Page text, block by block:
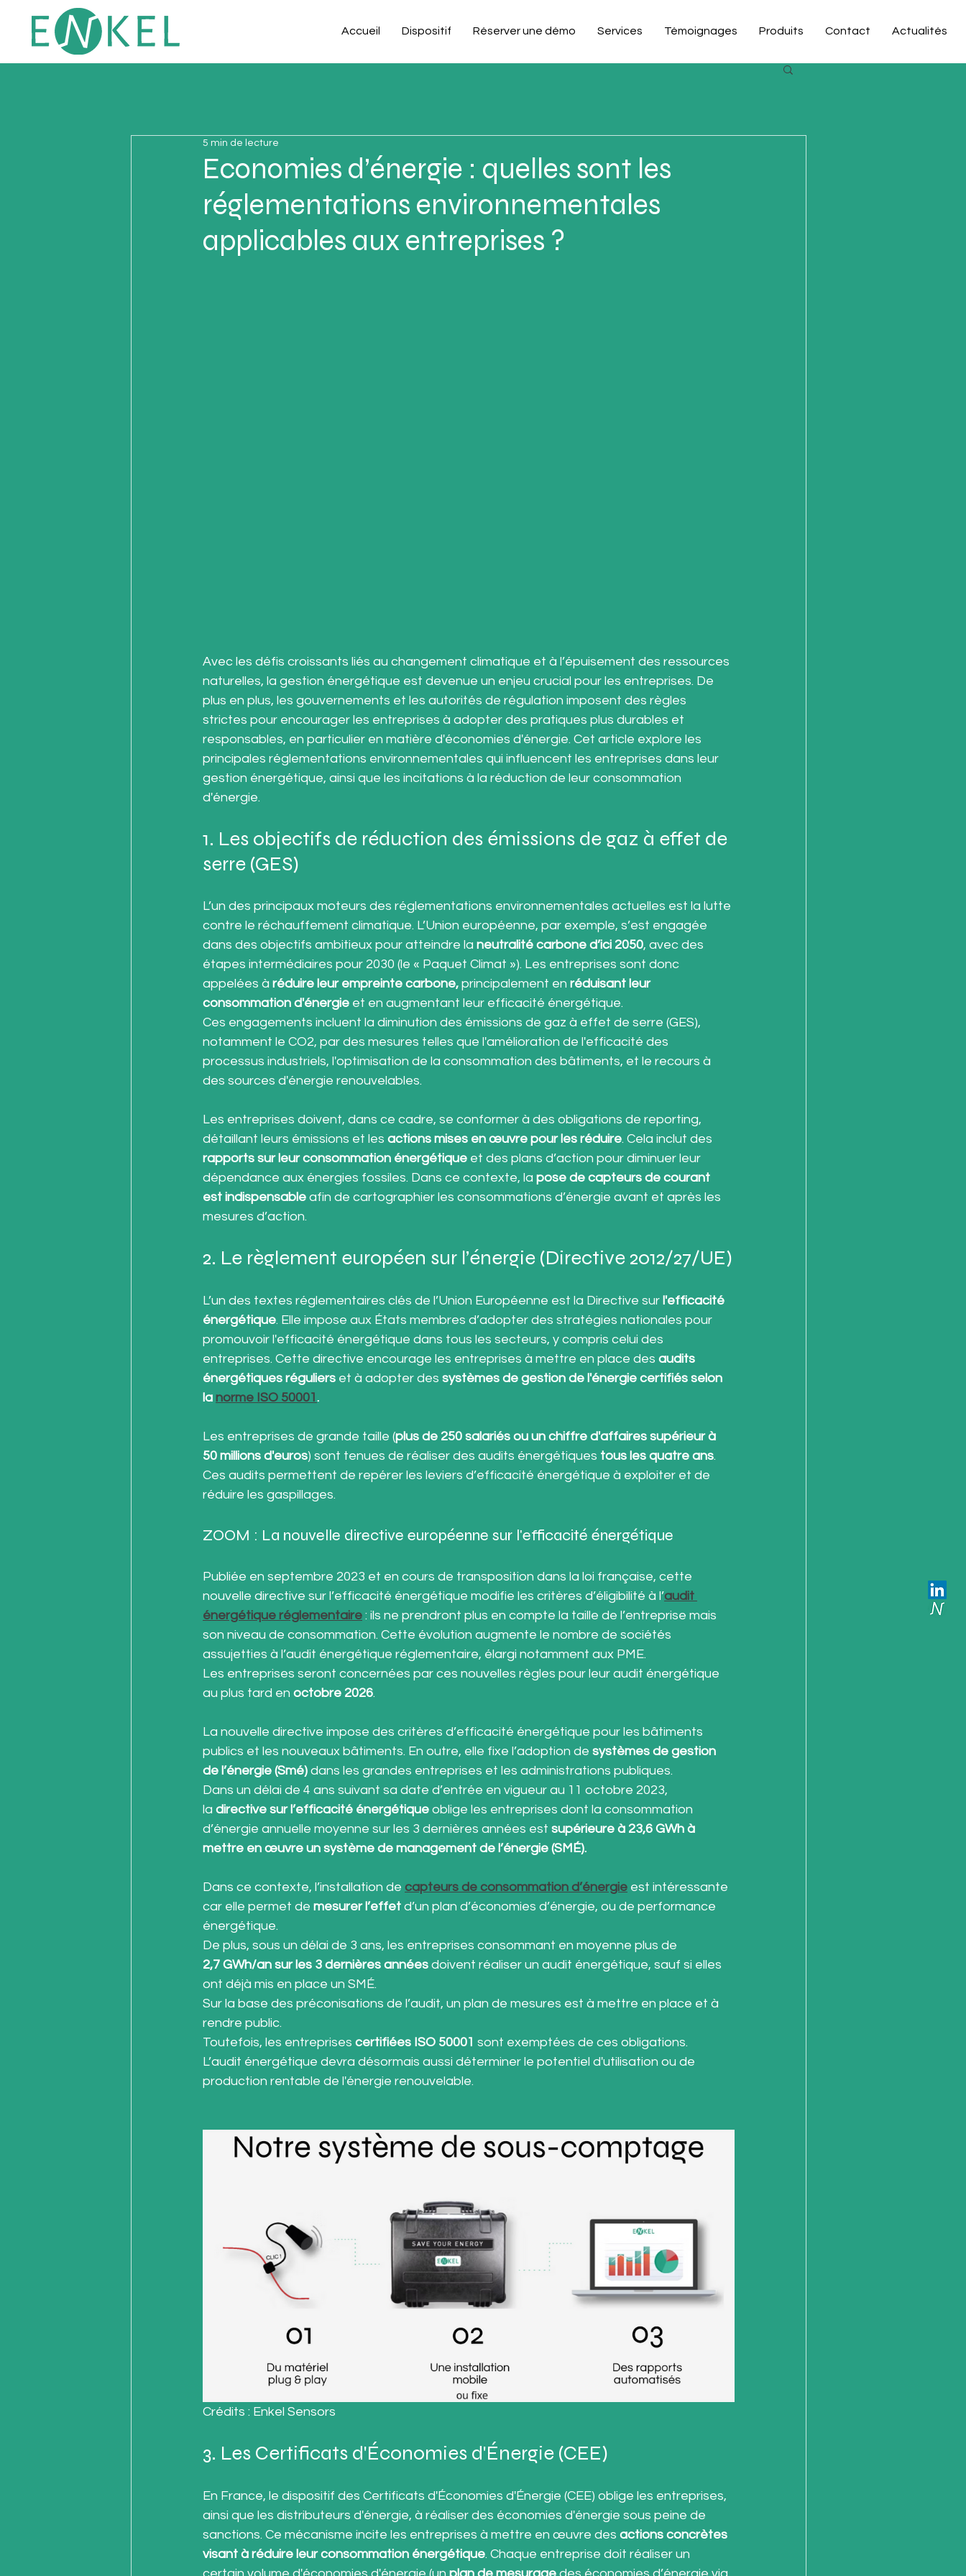
Accueil Dispositif Réserver une démo Services Témoignages Produits Contact Actualités
Economies d’énergie : quelles sont les
réglementations environnementales
applicables aux entreprises ?
5 min de lecture
Avec les défis croissants liés au changement climatique et à l’épuisement des ressources
naturelles, la gestion énergétique est devenue un enjeu crucial pour les entreprises. De
plus en plus, les gouvernements et les autorités de régulation imposent des règles
strictes pour encourager les entreprises à adopter des pratiques plus durables et
responsables, en particulier en matière d'économies d'énergie. Cet article explore les
principales réglementations environnementales qui influencent les entreprises dans leur
gestion énergétique, ainsi que les incitations à la réduction de leur consommation
d'énergie.
1. Les objectifs de réduction des émissions de gaz à effet de
serre (GES)
L’un des principaux moteurs des réglementations environnementales actuelles est la lutte
contre le réchauffement climatique. L’Union européenne, par exemple, s’est engagée
dans des objectifs ambitieux pour atteindre la neutralité carbone d’ici 2050, avec des
étapes intermédiaires pour 2030 (le « Paquet Climat »). Les entreprises sont donc
appelées à réduire leur empreinte carbone, principalement en réduisant leur
consommation d'énergie et en augmentant leur efficacité énergétique.
Ces engagements incluent la diminution des émissions de gaz à effet de serre (GES),
notamment le CO2, par des mesures telles que l'amélioration de l'efficacité des
processus industriels, l'optimisation de la consommation des bâtiments, et le recours à
des sources d'énergie renouvelables.
Les entreprises doivent, dans ce cadre, se conformer à des obligations de reporting,
détaillant leurs émissions et les actions mises en œuvre pour les réduire. Cela inclut des
rapports sur leur consommation énergétique et des plans d’action pour diminuer leur
dépendance aux énergies fossiles. Dans ce contexte, la pose de capteurs de courant
est indispensable afin de cartographier les consommations d’énergie avant et après les
mesures d’action.
2. Le règlement européen sur l’énergie (Directive 2012/27/UE)
L’un des textes réglementaires clés de l’Union Européenne est la Directive sur l'efficacité
énergétique. Elle impose aux États membres d’adopter des stratégies nationales pour
promouvoir l'efficacité énergétique dans tous les secteurs, y compris celui des
entreprises. Cette directive encourage les entreprises à mettre en place des audits
énergétiques réguliers et à adopter des systèmes de gestion de l'énergie certifiés selon
la norme ISO 50001 .
Les entreprises de grande taille (plus de 250 salariés ou un chiffre d'affaires supérieur à
50 millions d'euros) sont tenues de réaliser des audits énergétiques tous les quatre ans.
Ces audits permettent de repérer les leviers d’efficacité énergétique à exploiter et de
réduire les gaspillages.
ZOOM : La nouvelle directive européenne sur l'efficacité énergétique
Publiée en septembre 2023 et en cours de transposition dans la loi française, cette
nouvelle directive sur l’efficacité énergétique modifie les critères d’éligibilité à l’audit
énergétique réglementaire : ils ne prendront plus en compte la taille de l’entreprise mais
son niveau de consommation. Cette évolution augmente le nombre de sociétés
assujetties à l’audit énergétique réglementaire, élargi notamment aux PME.
Les entreprises seront concernées par ces nouvelles règles pour leur audit énergétique
au plus tard en octobre 2026.
La nouvelle directive impose des critères d’efficacité énergétique pour les bâtiments
publics et les nouveaux bâtiments. En outre, elle fixe l’adoption de systèmes de gestion
de l’énergie (Smé) dans les grandes entreprises et les administrations publiques.
Dans un délai de 4 ans suivant sa date d’entrée en vigueur au 11 octobre 2023,
la directive sur l’efficacité énergétique oblige les entreprises dont la consommation
d’énergie annuelle moyenne sur les 3 dernières années est supérieure à 23,6 GWh à
mettre en œuvre un système de management de l’énergie (SMÉ).
Dans ce contexte, l’installation de capteurs de consommation d’énergie est intéressante
car elle permet de mesurer l’effet d’un plan d’économies d’énergie, ou de performance
énergétique.
De plus, sous un délai de 3 ans, les entreprises consommant en moyenne plus de
2,7 GWh/an sur les 3 dernières années doivent réaliser un audit énergétique, sauf si elles
ont déjà mis en place un SMÉ.
Sur la base des préconisations de l’audit, un plan de mesures est à mettre en place et à
rendre public.
Toutefois, les entreprises certifiées ISO 50001 sont exemptées de ces obligations.
L’audit énergétique devra désormais aussi déterminer le potentiel d'utilisation ou de
production rentable de l'énergie renouvelable.
Crédits : Enkel Sensors
3. Les Certificats d'Économies d'Énergie (CEE)
En France, le dispositif des Certificats d'Économies d'Énergie (CEE) oblige les entreprises,
ainsi que les distributeurs d'énergie, à réaliser des économies d'énergie sous peine de
sanctions. Ce mécanisme incite les entreprises à mettre en œuvre des actions concrètes
visant à réduire leur consommation énergétique. Chaque entreprise doit réaliser un